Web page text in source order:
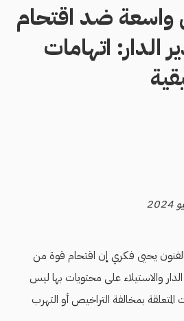
ضد اقتحام
الدار: اتهامات
والفنون يحيى فكري إن اقتحام قوة من
والاستيلاء على محتويات بها ليس
المتعلقة بمخالفة التراخيص أو التهرب